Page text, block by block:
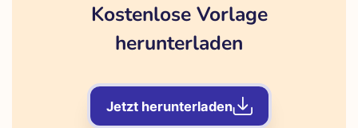
Kostenlose Vorlage
herunterladen
Jetzt herunterladen